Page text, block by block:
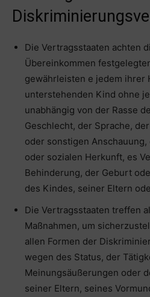
Die Vertragsstaaten achten
Übereinkommen
gewährleisten e jedem ihrer
unterstehenden Kind ohne
unabhängig von der Rasse
Geschlecht, der Sprache,
oder sonstigen
oder sozialen Herkunft, es
Behinderung, der Geburt
des Kindes, seiner Eltern
Die Vertragsstaaten treffen
Maßnahmen, um
allen Formen der
wegen des Status, der
Meinungsäußerungen oder
seiner Eltern, seines